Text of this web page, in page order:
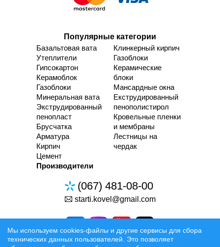
Популярные категории
Базальтовая вата
Утеплители
Гипсокартон
Керамоблок
Газоблоки
Минеральная вата
Экструдированный
пенопласт
Брусчатка
Арматура
Кирпич
Цемент
Клинкерный кирпич
Газоблоки
Керамические
блоки
Мансардные окна
Екструдированный
пенополистирол
Кровельные пленки
и мембраны
Лестницы на
чердак
Производители
(067) 481-08-00
starti.kovel@gmail.com
Мы используем cookies-файлы и другие сервисы для сбора
технических данных пользователей. Это позволяет